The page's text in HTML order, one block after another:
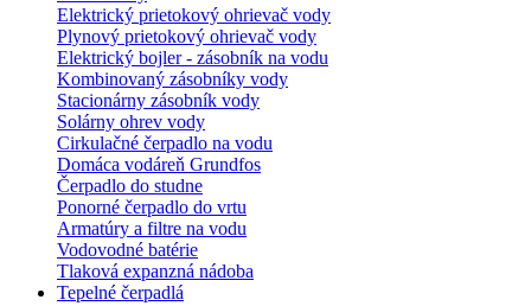
Elektrický prietokový ohrievač vody
Plynový prietokový ohrievač vody
Elektrický bojler - zásobník na vodu
Kombinovaný zásobníky vody
Stacionárny zásobník vody
Solárny ohrev vody
Cirkulačné čerpadlo na vodu
Domáca vodáreň Grundfos
Čerpadlo do studne
Ponorné čerpadlo do vrtu
Armatúry a filtre na vodu
Vodovodné batérie
Tlaková expanzná nádoba
Tepelné čerpadlá